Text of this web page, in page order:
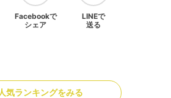
Facebookで
シェア
LINEで
送る
人気ランキングをみる